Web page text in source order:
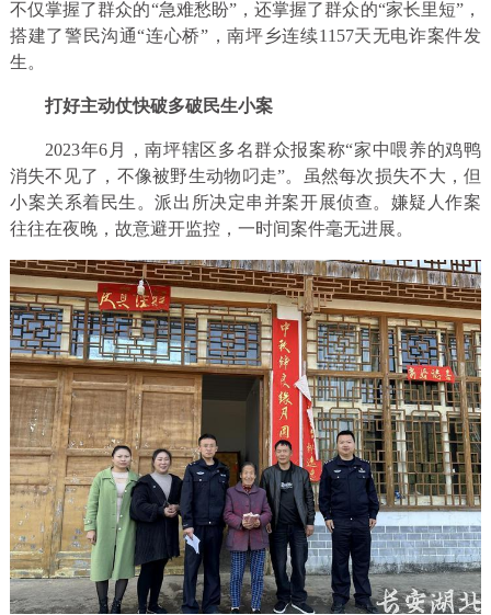
不仅掌握了群众的“急难愁盼”，还掌握了群众的“家长里短”，
搭建了警民沟通“连心桥”，南坪乡连续1157天无电诈案件发
生。
打好主动仗快破多破民生小案
2023年6月，南坪辖区多名群众报案称“家中喂养的鸡鸭
消失不见了，不像被野生动物叼走”。虽然每次损失不大，但
小案关系着民生。派出所决定串并案开展侦查。嫌疑人作案
往往在夜晚，故意避开监控，一时间案件毫无进展。